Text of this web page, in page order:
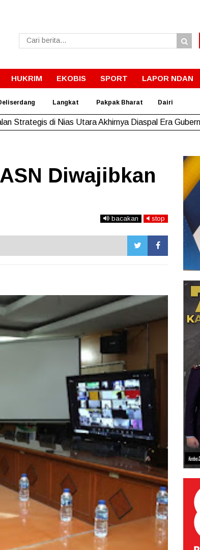
HUKRIM EKOBIS SPORT LAPOR NDAN
Langkat Pakpak Bharat Dairi
Strategis di Nias Utara Akhirnya Diaspal Era
Diwajibkan
bacakan stop